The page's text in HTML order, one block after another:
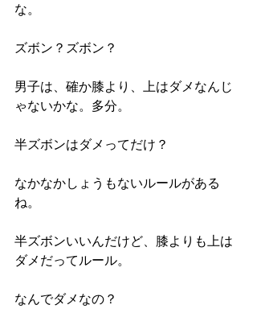
な。
ズボン？ズボン？
男子は、確か膝より、上はダメなんじ
ゃないかな。多分。
半ズボンはダメってだけ？
なかなかしょうもないルールがある
ね。
半ズボンいいんだけど、膝よりも上は
ダメだってルール。
なんでダメなの？